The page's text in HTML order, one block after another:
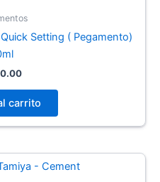
Setting ( Pegamento)
carrito